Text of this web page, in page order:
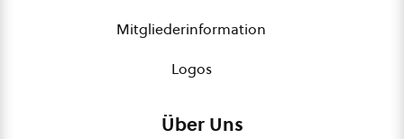
Mitgliederinformation
Logos
Über Uns